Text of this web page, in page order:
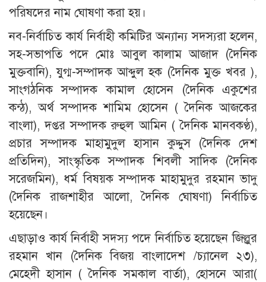
পরিষদের নাম ঘোষণা করা হয়।
নব-নির্বাচিত কার্য নির্বাহী কমিটির অন্যান্য সদস‍্যরা হলেন,
সহ-সভাপতি পদে মোঃ আবুল কালাম আজাদ (দৈনিক
মুক্তবানি), যুগ্ম-সম্পাদক আব্দুল হক (দৈনিক মুক্ত খবর ),
সাংগঠনিক সম্পাদক কামাল হোসেন (দৈনিক একুশের
কন্ঠ), অর্থ সম্পাদক শামিম হোসেন ( দৈনিক আজকের
বাংলা), দপ্তর সম্পাদক রুহুল আমিন ( দৈনিক মানবকণ্ঠ),
প্রচার সম্পাদক মাহামুদুল হাসান কুদ্দুস (দৈনিক দেশ
প্রতিদিন), সাংস্কৃতিক সম্পাদক শিবলী সাদিক (দৈনিক
সরেজমিন), ধর্ম বিষয়ক সম্পাদক মাহামুদুর রহমান ভাদু
(দৈনিক রাজশাহীর আলো, দৈনিক ঘোষণা) নির্বাচিত
হয়েছেন।
এছাড়াও কার্য নির্বাহী সদস্য পদে নির্বাচিত হয়েছেন জিল্লুর
রহমান খান (দৈনিক বিজয় বাংলাদেশ /চ‍্যানেল ২৩),
মেহেদী হাসান ( দৈনিক সমকাল বার্তা), হোসনে আরা(